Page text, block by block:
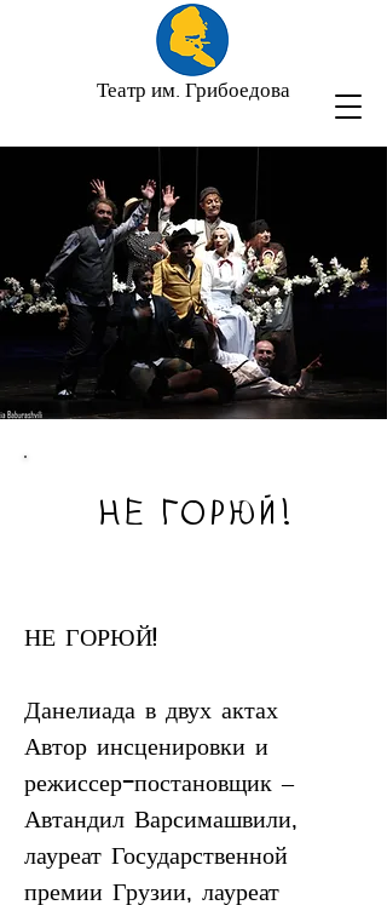
Театр им. Грибоедова
НЕ ГОРЮЙ!
НЕ ГОРЮЙ!
Данелиада в двух актах
Автор инсценировки и
режиссер-постановщик –
Автандил Варсимашвили,
лауреат Государственной
премии Грузии, лауреат